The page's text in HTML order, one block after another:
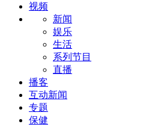
视频
新闻
娱乐
生活
系列节目
直播
播客
互动新闻
专题
保健